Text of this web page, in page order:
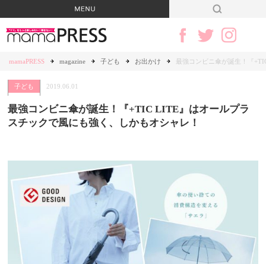
mamaPRESS magazine 子ども お出かけ 最強コンビニ傘が誕生！『
子ども 2019.06.01
最強コンビニ傘が誕生！『+TIC LITE』はオールプラ
スチックで風にも強く、しかもオシャレ！